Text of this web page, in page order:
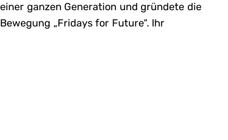
einer ganzen Generation und gründete die
Bewegung „Fridays for Future“. Ihr